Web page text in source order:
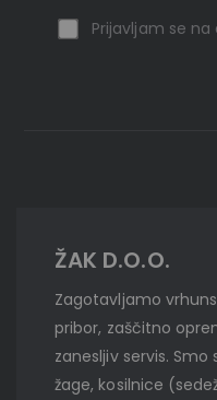
Prijavljam se
ŽAK D.O.O.
Zagotavljamo
pribor, zaščitno
zanesljiv servis.
žage, kosilnice